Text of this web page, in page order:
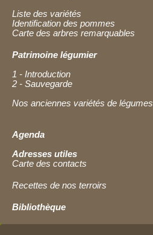
Liste des variétés
Identification des pommes
Carte des arbres remarquables
Patrimoine légumier
1 - Introduction
2 - Sauvegarde
Nos anciennes variétés de légumes
Agenda
Adresses utiles
Carte des contacts
Recettes de nos terroirs
Bibliothèque